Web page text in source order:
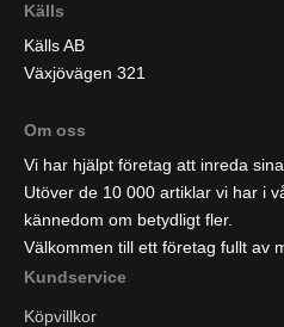
Källs
Källs AB
Växjövägen 321
Om oss
Vi har hjälpt företag att inreda
Utöver de 10 000 artiklar vi har i
kännedom om betydligt fler.
Välkommen till ett företag fullt av
Kundservice
Köpvillkor